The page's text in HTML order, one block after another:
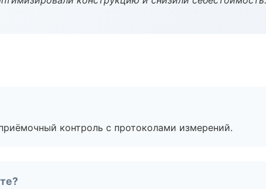
контроль с протоколами измерений.